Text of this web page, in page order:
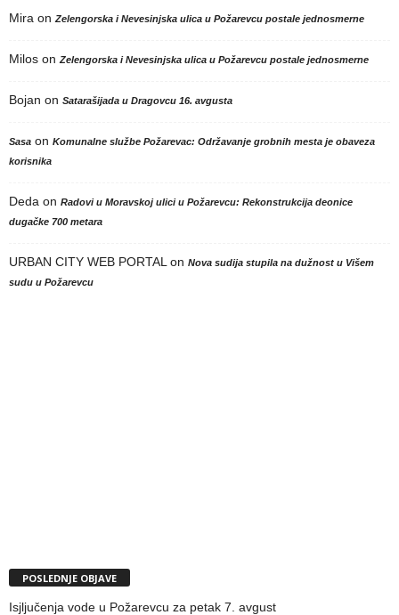
Mira on Zelengorska i Nevesinjska ulica u Požarevcu postale jednosmerne
Milos on Zelengorska i Nevesinjska ulica u Požarevcu postale jednosmerne
Bojan on Satarašijada u Dragovcu 16. avgusta
Sasa on Komunalne službe Požarevac: Održavanje grobnih mesta je obaveza
korisnika
Deda on Radovi u Moravskoj ulici u Požarevcu: Rekonstrukcija deonice
dugačke 700 metara
URBAN CITY WEB PORTAL on Nova sudija stupila na dužnost u Višem
sudu u Požarevcu
POSLEDNJE OBJAVE
Isjljučenja vode u Požarevcu za petak 7. avgust